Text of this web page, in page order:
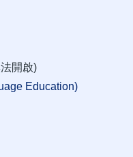
開啟)
Education)